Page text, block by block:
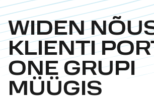
WIDEN
KLIENTI
ONE GRUPI
MÜÜGIS